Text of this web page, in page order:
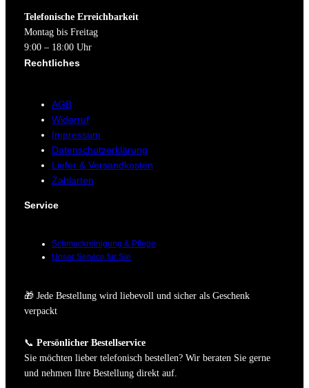
Telefonische Erreichbarkeit
Montag bis Freitag
9:00 – 18:00 Uhr
Rechtliches
AGB
Widerruf
Impressum
Datenschutzerklärung
Liefer & Versandkosten
Zahlarten
Service
Schmuckreinigung & Pflege
Unser Service für Sie
🎁 Jede Bestellung wird liebevoll und sicher als Geschenk
verpackt
📞 Persönlicher Bestellservice
Sie möchten lieber telefonisch bestellen? Wir beraten Sie gerne
und nehmen Ihre Bestellung direkt auf.